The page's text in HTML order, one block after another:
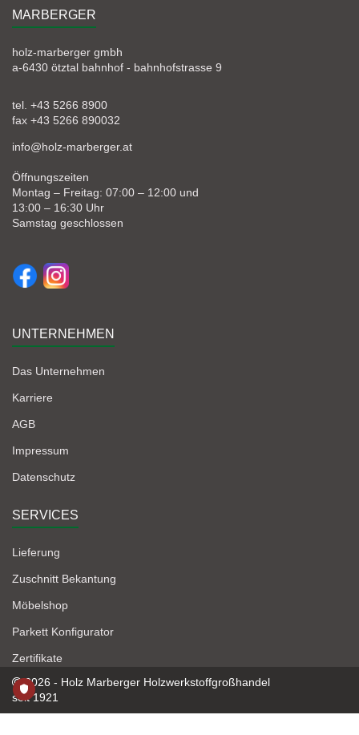
MARBERGER
holz-marberger gmbh
a-6430 ötztal bahnhof - bahnhofstrasse 9
tel. +43 5266 8900
fax +43 5266 890032
info@holz-marberger.at
Öffnungszeiten
Montag – Freitag: 07:00 – 12:00 und
13:00 – 16:30 Uhr
Samstag geschlossen
UNTERNEHMEN
Das Unternehmen
Karriere
AGB
Impressum
Datenschutz
SERVICES
Lieferung
Zuschnitt Bekantung
Möbelshop
Parkett Konfigurator
Zertifikate
2026 - Holz Marberger Holzwerkstoffgroßhandel
seit 1921